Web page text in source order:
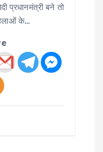
प्रधानमंत्री बने तो
के…